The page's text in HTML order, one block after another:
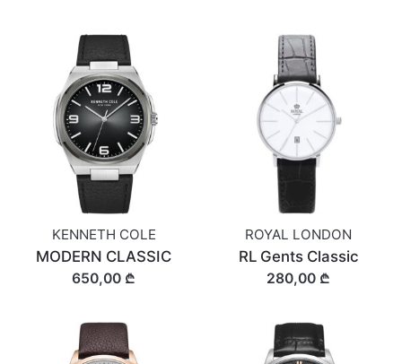
KENNETH COLE
MODERN CLASSIC
650,00 ₾
ROYAL LONDON
RL Gents Classic
280,00 ₾